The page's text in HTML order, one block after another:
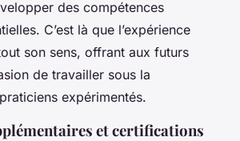
des compétences
C’est là que l’expérience
son sens, offrant aux futurs
de travailler sous la
expérimentés.
et certifications